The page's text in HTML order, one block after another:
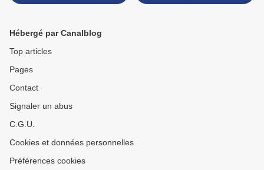
Hébergé par Canalblog
Top articles
Pages
Contact
Signaler un abus
C.G.U.
Cookies et données personnelles
Préférences cookies